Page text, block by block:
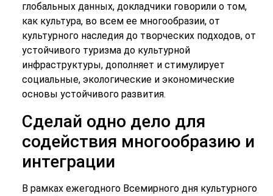
глобальных данных, докладчики говорили о том,
как культура, во всем ее многообразии, от
культурного наследия до творческих подходов, от
устойчивого туризма до культурной
инфраструктуры, дополняет и стимулирует
социальные, экологические и экономические
основы устойчивого развития.
Сделай одно дело для
содействия многообразию и
интеграции
В рамках ежегодного Всемирного дня культурного